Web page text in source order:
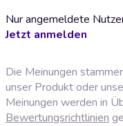
Nur angemeldete
Jetzt anmelden
Die Meinungen
unser Produkt oder
Meinungen werden in
Bewertungsrichtlinien